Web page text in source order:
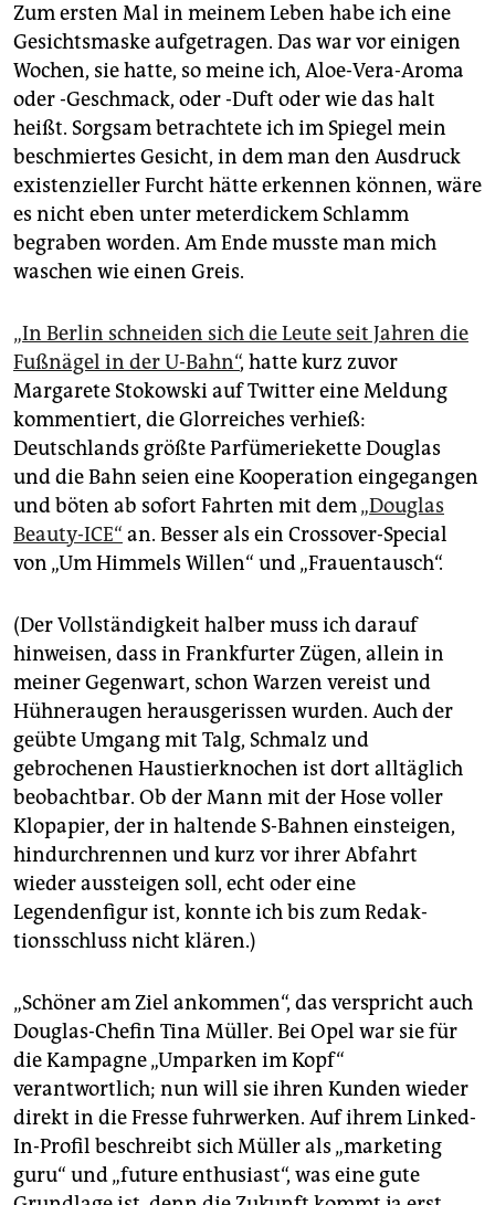
unterstützen
abo
genossenschaft
epaper login
Zum ersten Mal in meinem Leben habe ich eine
Gesichtsmaske aufgetragen. Das war vor einigen
Wochen, sie hatte, so meine ich, Aloe-Vera-Aroma
oder -Geschmack, oder -Duft oder wie das halt
heißt. Sorgsam betrachtete ich im Spiegel mein
beschmiertes Gesicht, in dem man den Ausdruck
existenzieller Furcht hätte erkennen können, wäre
es nicht eben unter meterdickem Schlamm
begraben worden. Am Ende musste man mich
waschen wie einen Greis.
„In Berlin schneiden sich die Leute seit Jahren die
Fußnägel in der U-Bahn“, hatte kurz zuvor
Margarete Stokowski auf Twitter eine Meldung
kommentiert, die Glorreiches verhieß:
Deutschlands größte Parfümeriekette Douglas
und die Bahn seien eine Kooperation eingegangen
und böten ab sofort Fahrten mit dem„Douglas
Beauty-ICE“ an. Besser als ein Crossover-Special
von „Um Himmels Willen“ und „Frauentausch“.
(Der Vollständigkeit halber muss ich dar­auf
hinweisen, dass in Frankfurter Zügen, allein in
meiner Gegenwart, schon Warzen vereist und
Hühneraugen herausgerissen wurden. Auch der
geübte Umgang mit Talg, Schmalz und
gebrochenen Haustierknochen ist dort alltäglich
beobachtbar. Ob der Mann mit der Hose voller
Klopapier, der in haltende ­S-Bahnen einsteigen,
hindurchrennen und kurz vor ihrer Abfahrt
wieder aussteigen soll, echt oder eine
Legendenfigur ist, konnte ich bis zum Redak­
tionsschluss nicht klären.)
„Schöner am Ziel ankommen“, das verspricht auch
Douglas-Chefin Tina Müller. Bei Opel war sie für
die Kampagne „Umparken im Kopf“
verantwortlich; nun will sie ihren Kunden wieder
direkt in die Fresse fuhrwerken. Auf ihrem Linked-
In-Profil beschreibt sich Müller als „marketing
guru“ und „future enthusiast“, was eine gute